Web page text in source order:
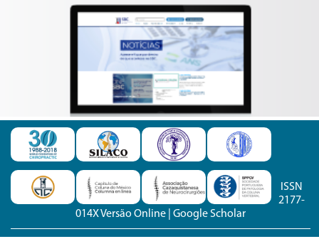
ISSN
2177-
014X Versão Online |Google Scholar